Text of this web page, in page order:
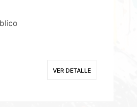
VER DETALLE